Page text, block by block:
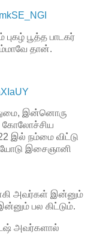
பூத்த பாடகர்
தான்.
இன்னொரு
கோலோச்சிய
இல் நம்மை விட்டு
இசைஞானி
அவர்கள் இன்னும்
பல கிட்டும்.
அவர்களால்